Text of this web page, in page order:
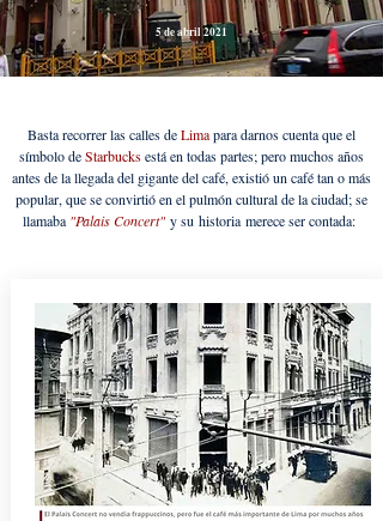
5 de abril 2021
Basta recorrer las calles deLimapara darnos cuenta que el
símbolo deStarbucksestá en todas partes; pero muchos años
antes de la llegada del gigante del café, existió un café tan o más
popular, que se convirtió en el pulmón cultural de la ciudad; se
llamaba "Palais Concert" y su historia merece ser contada: